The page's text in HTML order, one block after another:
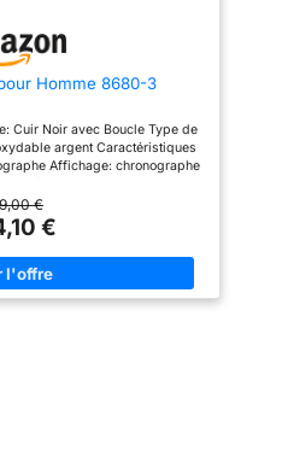
ÉTANCHE : Les sous-cadrans
utilisés comme chronomètres
minutes). Les montres étanches
BENYAR sont étanches à
30M/3ATM, peuvent résister à
ou aux éclaboussures d'eau (la
douche, la natation, l'immersion
recommandées). Après avoir
d'énergie lumineuse pour avoir
Homme 8680-3
Cuir Noir avec Boucle Type de
argent Caractéristiques
Affichage: chronographe
Quartz suisse
€
€